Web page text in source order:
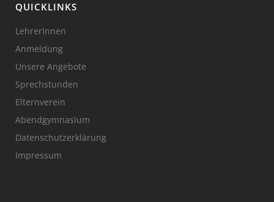
QUICKLINKS
LehrerInnen
Anmeldung
Unsere Angebote
Sprechstunden
Elternverein
Abendgymnasium
Datenschutzerklärung
Impressum